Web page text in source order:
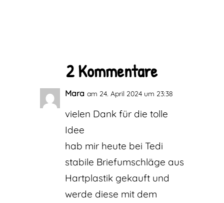
2 Kommentare
Mara am 24. April 2024 um 23:38
vielen Dank für die tolle
Idee
hab mir heute bei Tedi
stabile Briefumschläge aus
Hartplastik gekauft und
werde diese mit dem